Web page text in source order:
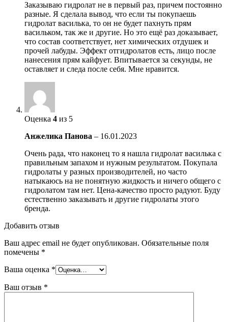
Заказываю гидролат не в первый раз, причем постоянно
разные. Я сделала вывод, что если ты покупаешь
гидролат василька, то он не будет пахнуть прям
васильком, так же и другие. Но это ещё раз доказывает,
что состав соответствует, нет химических отдушек и
прочей лабуды. Эффект отгидролатов есть, лицо после
нанесения прям кайфует. Впитывается за секунды, не
оставляет и следа после себя. Мне нравится.
Оценка 4 из 5
Анжелика Панова – 16.01.2023
Очень рада, что наконец то я нашла гидролат василька с
правильным запахом и нужным результатом. Покупала
гидролаты у разных производителей, но часто
натыкаюсь на не понятную жидкость и ничего общего с
гидролатом там нет. Цена-качество просто радуют. Буду
естественно заказывать и другие гидролаты этого
бренда.
Добавить отзыв
Ваш адрес email не будет опубликован. Обязательные поля
помечены *
Ваша оценка *
Ваш отзыв *